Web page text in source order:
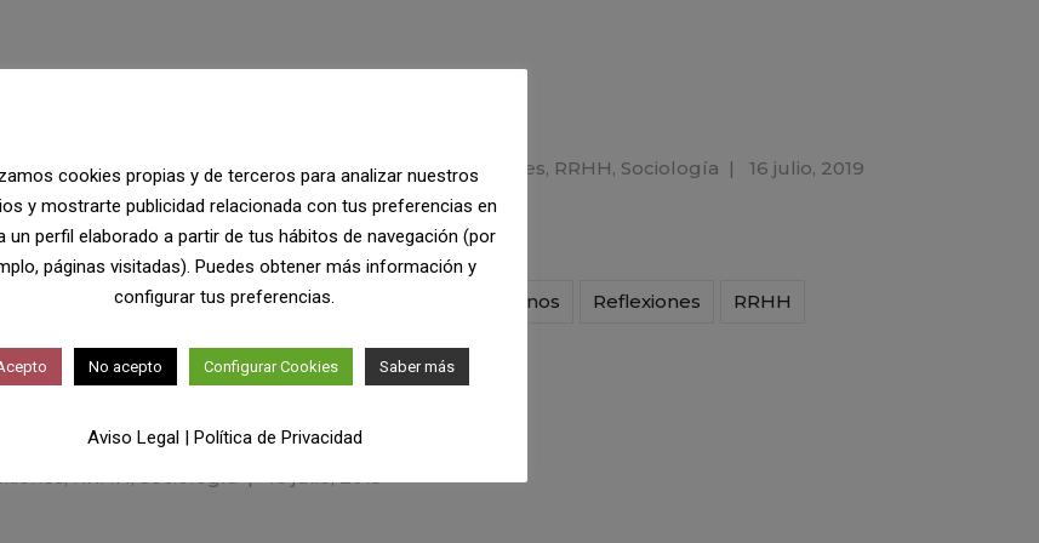
de la Persuasión,Recursos Humanos,Reflexiones, RRHH, Sociología | 16 julio, 2019
Psicología de la Persuasión Recursos Humanos Reflexiones RRHH
,RRHH,Sociología|16 julio, 2019
cookies propias y de terceros para analizar nuestros
y mostrarte publicidad relacionada con tus preferencias en
un perfil elaborado a partir de tus hábitos de navegación (por
páginas visitadas). Puedes obtener más información y
configurar tus preferencias.
No acepto Configurar Cookies Saber más
Aviso Legal Política de Privacidad